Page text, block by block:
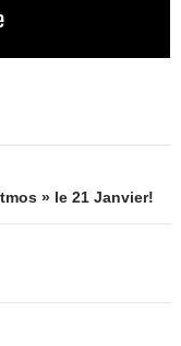
» le 21 Janvier!